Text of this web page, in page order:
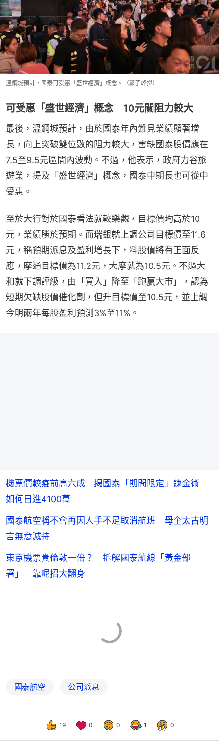
溫鋼城預計，國泰可受惠「盛世經濟」概念。（鄭子峰攝）
可受惠「盛世經濟」概念 10元關阻力較大
最後，溫鋼城預計，由於國泰年內難見業績顯著增
長，向上突破雙位數的阻力較大，害缺國泰股價應在
7.5至9.5元區間內波動。不過，他表示，政府力谷旅
遊業，提及「盛世經濟」概念，國泰中期長也可從中
受惠。
至於大行對於國泰看法就較樂觀，目標價均高於10
元，業績勝於預期。而瑞銀就上調公司目標價至11.6
元，稱預期派息及盈利增長下，料股價將有正面反
應，摩通目標價為11.2元，大摩就為10.5元。不過大
和就下調評級，由「買入」降至「跑贏大市」，認為
短期欠缺股價催化劑，但升目標價至10.5元，並上調
今明兩年每股盈利預測3%至11%。
機票價較疫前高六成 揭國泰「期間限定」鍊金術
如何日進4100萬
國泰航空稱不會再因人手不足取消航班 母企太古明
言無意減持
東京機票貴倫敦一倍？ 拆解國泰航線「黃金部
署」 靠呢招大翻身
國泰航空 公司派息
19 0 0 1 0